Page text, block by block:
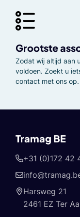
Grootste
Zodat wij altijd aan
voldoen. Zoekt u
contact met ons op.
Tramag BE
+31 (0)172 42
Harsweg 21
2461 EZ Ter